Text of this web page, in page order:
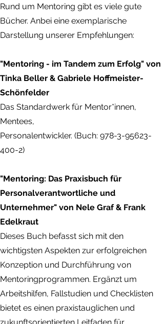
Rund um Mentoring gibt es viele gute
Bücher. Anbei eine exemplarische
Darstellung unserer Empfehlungen:
"Mentoring - im Tandem zum Erfolg" von
Tinka Beller & Gabriele Hoffmeister-
Schönfelder
Das Standardwerk für Mentor*innen,
Mentees,
Personalentwickler. (Buch: 978-3-95623-
400-2)
"Mentoring: Das Praxisbuch für
Personalverantwortliche und
Unternehmer" von Nele Graf & Frank
Edelkraut
Dieses Buch befasst sich mit den
wichtigsten Aspekten zur erfolgreichen
Konzeption und Durchführung von
Mentoringprogrammen. Ergänzt um
Arbeitshilfen, Fallstudien und Checklisten
bietet es einen praxistauglichen und